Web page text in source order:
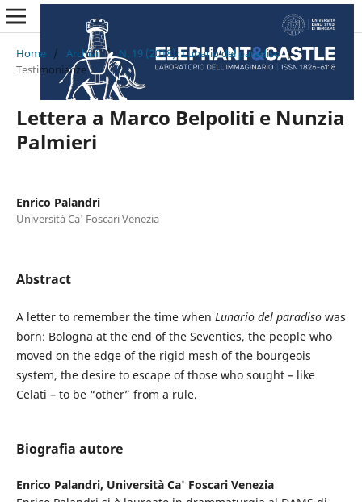
Home / Archivi / N. 19 (2018): Lunario del paradiso /
Testimonianze
Lettera a Marco Belpoliti e Nunzia
Palmieri
Enrico Palandri
Università Ca' Foscari Venezia
Abstract
A letter to remember the time when Lunario del paradisowas
born: Bologna at the end of the Seventies, the people who
moved on the edge of the rigid mesh of the bourgeois
system, the desire to escape of those who sought – like
Celati – to be “other” from a rule.
Biografia autore
Enrico Palandri, Università Ca' Foscari Venezia